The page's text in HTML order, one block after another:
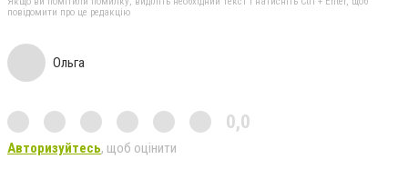
повідомити про це редакцію
Ольга
0,0
Авторизуйтесь, щоб оцінити